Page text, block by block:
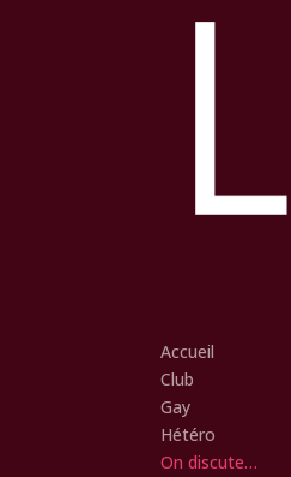
Accueil
Club
Gay
Hétéro
On discute…